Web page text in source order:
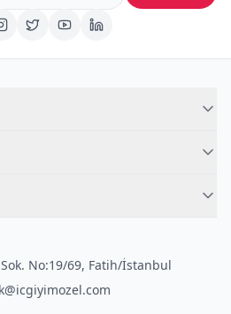
No:19/69, Fatih/İstanbul